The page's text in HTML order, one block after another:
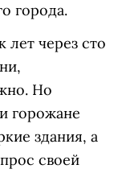
города.
лет через сто
Но
горожане
здания, а
своей